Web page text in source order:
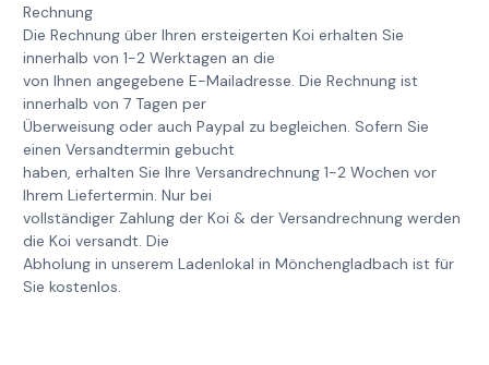
Rechnung
Die Rechnung über Ihren ersteigerten Koi erhalten Sie
innerhalb von 1-2 Werktagen an die
von Ihnen angegebene E-Mailadresse. Die Rechnung ist
innerhalb von 7 Tagen per
Überweisung oder auch Paypal zu begleichen. Sofern Sie
einen Versandtermin gebucht
haben, erhalten Sie Ihre Versandrechnung 1-2 Wochen vor
Ihrem Liefertermin. Nur bei
vollständiger Zahlung der Koi & der Versandrechnung werden
die Koi versandt. Die
Abholung in unserem Ladenlokal in Mönchengladbach ist für
Sie kostenlos.